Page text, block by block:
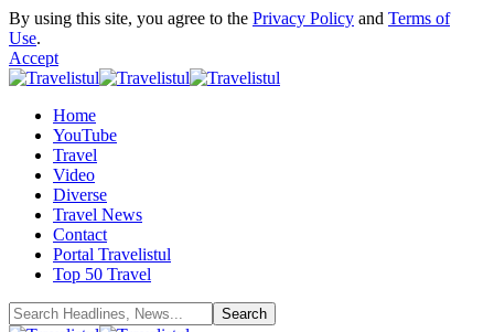
By using this site, you agree to the Privacy Policy and Terms of
Use.
Accept
Home
YouTube
Travel
Video
Diverse
Travel News
Contact
Portal Travelistul
Top 50 Travel